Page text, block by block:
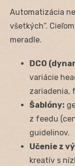
Automatizácia
všetkých“.
meradle.
DCO
variácie
zariadenia,
Šablóny:
z feedu
guidelinov.
Učenie z
kreatív s